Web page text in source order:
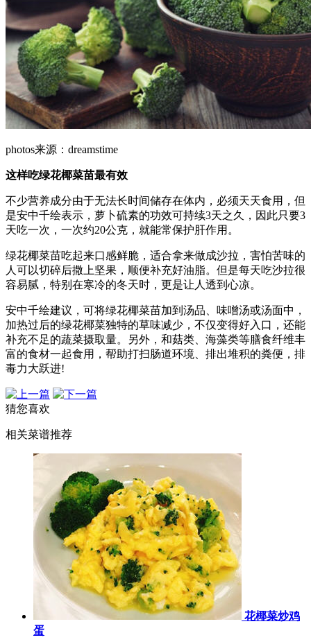
photos来源：dreamstime
这样吃绿花椰菜苗最有效
不少营养成分由于无法长时间储存在体内，必须天天食用，但
是安中千绘表示，萝卜硫素的功效可持续3天之久，因此只要3
天吃一次，一次约20公克，就能常保护肝作用。
绿花椰菜苗吃起来口感鲜脆，适合拿来做成沙拉，害怕苦味的
人可以切碎后撒上坚果，顺便补充好油脂。但是每天吃沙拉很
容易腻，特别在寒冷的冬天时，更是让人透到心凉。
安中千绘建议，可将绿花椰菜苗加到汤品、味噌汤或汤面中，
加热过后的绿花椰菜独特的草味减少，不仅变得好入口，还能
补充不足的蔬菜摄取量。另外，和菇类、海藻类等膳食纤维丰
富的食材一起食用，帮助打扫肠道环境、排出堆积的粪便，排
毒力大跃进!
猜您喜欢
相关菜谱推荐
花椰菜炒鸡
蛋